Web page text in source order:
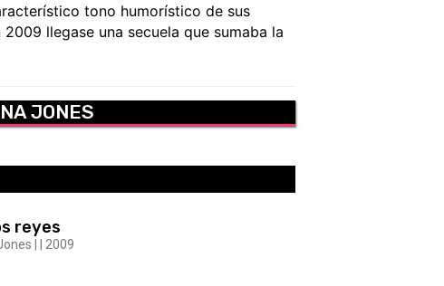
tono humorístico de sus
llegase una secuela que sumaba la
JONES
reyes
| | 2009